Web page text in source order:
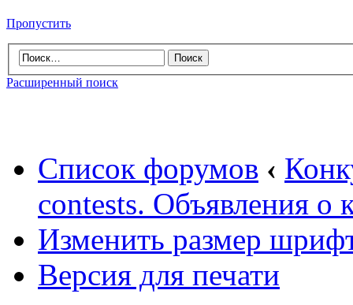
Пропустить
Расширенный поиск
Список форумов ‹
contests. Объявления о
Изменить размер
Версия для печати